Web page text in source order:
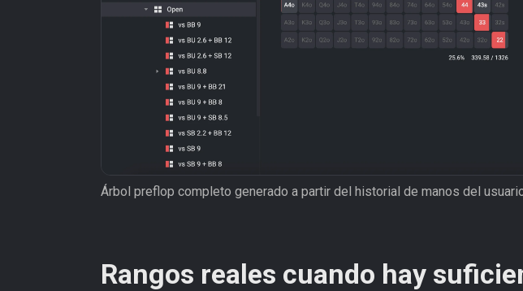
Árbol preflop completo generado a partir del historial de manos del
Rangos reales cuando hay